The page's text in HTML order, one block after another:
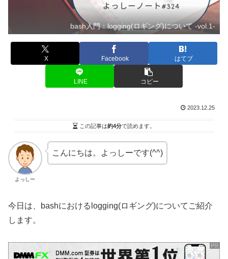
bash入門：logging(ロギング)について -vol.1-
X Facebook はてブ
LINE コピー
2023.12.25
この記事は約4分で読めます。
よっしー
こんにちは。よっしーです(^^)
今日は、bashにおけるlogging(ロギング)についてご紹介
します。